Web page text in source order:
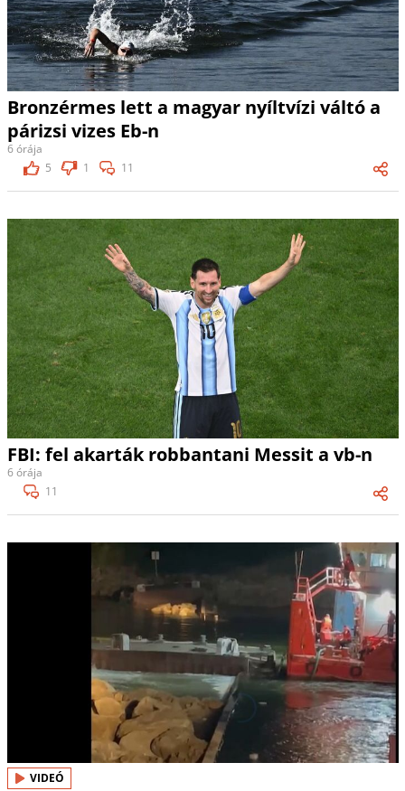
Bronzérmes lett a magyar nyíltvízi váltó a
párizsi vizes Eb-n
6 órája
5
1 11
FBI: fel akarták robbantani Messit a vb-n
6 órája
11
VIDEÓ